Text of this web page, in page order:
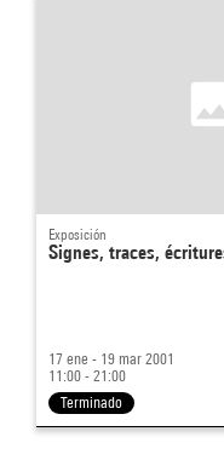
Exposición
Signes, traces,
17 ene - 19 mar 2001
11:00 - 21:00
Terminado